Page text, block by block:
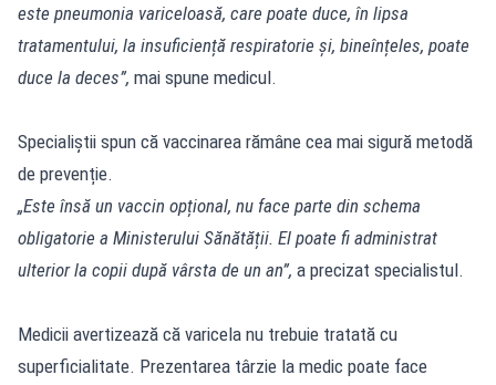
este pneumonia variceloasă, care poate duce, în lipsa
tratamentului, la insuficiență respiratorie și, bineînțeles, poate
duce la deces”, mai spune medicul.
Specialiștii spun că vaccinarea rămâne cea mai sigură metodă
de prevenție.
„Este însă un vaccin opțional, nu face parte din schema
obligatorie a Ministerului Sănătății. El poate fi administrat
ulterior la copii după vârsta de un an”, a precizat specialistul.
Medicii avertizează că varicela nu trebuie tratată cu
superficialitate. Prezentarea târzie la medic poate face